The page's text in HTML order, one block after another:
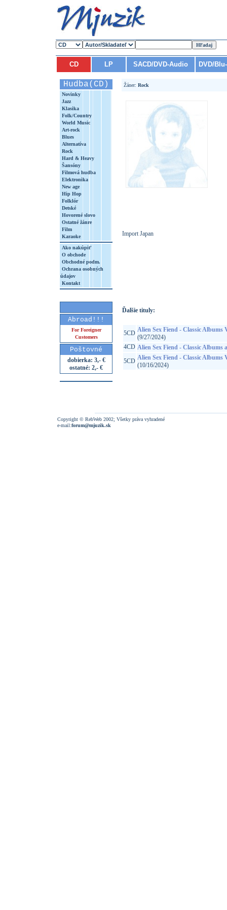
CD LP SACD/DVD-Audio DVD/
Hudba(CD)
Novinky
Jazz
Klasika
Folk/Country
World Music
Art-rock
Blues
Alternatíva
Rock
Hard & Heavy
Šansóny
Filmová hudba
Elektronika
New age
Hip Hop
Folklór
Detské
Hovorené slovo
Ostatné žánre
Film
Karaoke
Ako nakúpiť
O obchode
Obchodné podm.
Ochrana osobných
údajov
Kontakt
Abroad!!!
For Foreigner
Customers
Poštovné
dobierka: 3,- €
ostatné: 2,- €
Žáner: Rock
Import Japan
Ďalšie tituly:
5CD Alien Sex Fiend - Classic Albums
(9/27/2024)
4CD Alien Sex Fiend - Classic Albums
5CD Alien Sex Fiend - Classic Albums
(10/16/2024)
Copyright © RebWeb 2002; Všetky práva vyhradené
e-mail:forum@mjuzik.sk